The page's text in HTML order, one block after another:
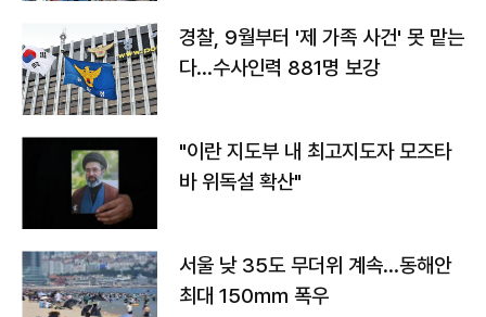
경찰, 9월부터 '제 가족 사건' 못 맡는
다…수사인력 881명 보강
"이란 지도부 내 최고지도자 모즈타
바 위독설 확산"
서울 낮 35도 무더위 계속…동해안
최대 150㎜ 폭우